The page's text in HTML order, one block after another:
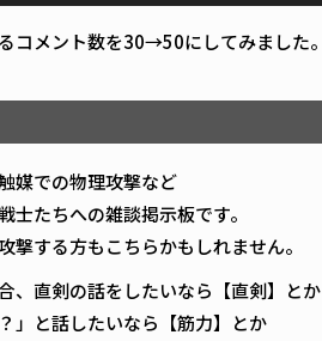
コメント数を30→50にしてみました。
媒での物理攻撃など
士たちへの雑談掲示板です。
撃する方もこちらかもしれません。
、直剣の話をしたいなら【直剣】とか
」と話したいなら【筋力】とか